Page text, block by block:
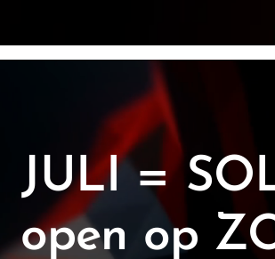
JULI =
open op